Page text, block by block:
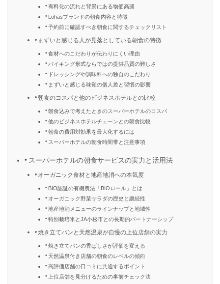
有料化の流れと背景にある物価高騰
Lohasブランドの朝食内容と特徴
予約前に確認すべき朝食に関するチェックリスト
まずいと感じる人が見落としている朝食の特徴
食材へのこだわりが伝わりにくい理由
バイキング形式ならではの提供品質の難しさ
ドレッシングや調味料への独自のこだわり
まずいと感じる味覚の個人差と習慣の影響
朝食のコスパと他のビジネスホテルとの比較
朝食込みで考えたときのスーパーホテルのコスパ
他のビジネスホテルチェーンとの朝食比較
朝食の費用対効果を最大化するには
スーパーホテルの朝食時間帯と注意事項
スーパーホテルの朝食サービスの実力と活用法
オーガニック食材と地産地消への本気度
BIO認証の有機農法「BIOロール」とは
オーガニック野菜サラダの歴史と継続性
地産地消メニューのラインナップと地域性
特別栽培米とJA小松市との長期的パートナーシップ
焼き立てパンと天然温泉が自慢の上位店舗の実力
焼き立てパンの香ばしさが評価を変える
天然温泉付き店舗の朝食のレベルの傾向
高評価店舗の口コミに共通するポイント
上位店舗を見分けるための事前チェック法